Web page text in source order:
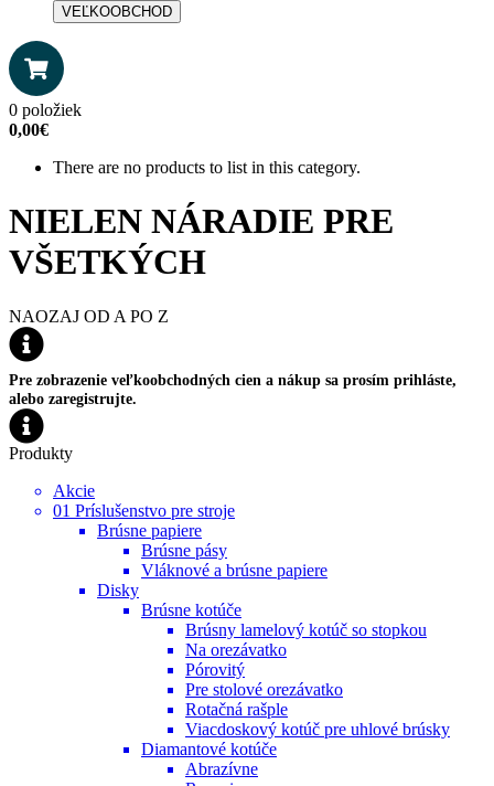
VEĽKOOBCHOD
0 položiek
0,00€
There are no products to list in this category.
NIELEN NÁRADIE PRE
VŠETKÝCH
NAOZAJ OD A PO Z
Pre zobrazenie veľkoobchodných cien a nákup sa prosím prihláste,
alebo zaregistrujte.
Produkty
Akcie
01 Príslušenstvo pre stroje
Brúsne papiere
Brúsne pásy
Vláknové a brúsne papiere
Disky
Brúsne kotúče
Brúsny lamelový kotúč so stopkou
Na orezávatko
Pórovitý
Pre stolové orezávatko
Rotačná rašple
Viacdoskový kotúč pre uhlové brúsky
Diamantové kotúče
Abrazívne